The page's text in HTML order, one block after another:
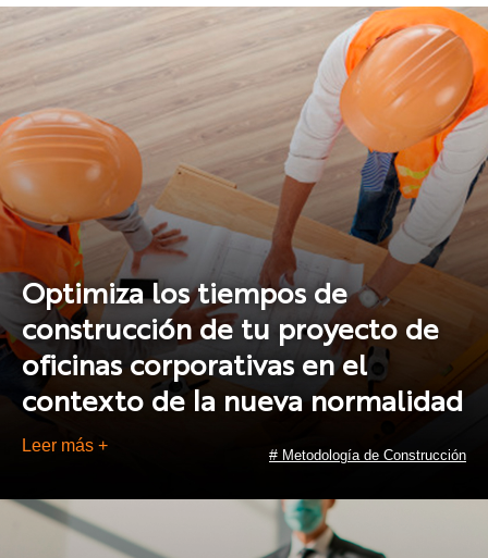
Optimiza los tiempos de
construcción de tu proyecto de
oficinas corporativas en el
contexto de la nueva normalidad
Leer más + # Metodología de Construcción